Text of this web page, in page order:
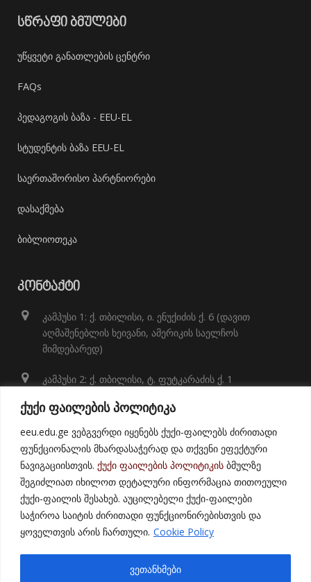
ქუქი ფაილების პოლიტიკა
eeu.edu.ge ვებგვერდი იყენებს ქუქი-ფაილებს ძირითადი
ფუნქციონალის მხარდასაჭერად და თქვენი ეფექტური
ნავიგაციისთვის. ქუქი ფაილების პოლიტიკის ბმულზე
შეგიძლიათ იხილოთ დეტალური ინფორმაცია თითოეული
ქუქი-ფაილის შესახებ. აუცილებელი ქუქი-ფაილები
საჭიროა საიტის ძირითადი ფუნქციონირებისთვის და
ყოველთვის არის ჩართული. Cookie Policy
ვეთანხმები
ᲡᲬᲠᲐᲤᲘ ᲑᲛᲣᲚᲔᲑᲘ
უწყვეტი განათლების ცენტრი
FAQs
პედაგოგის ბაზა - EEU-EL
სტუდენტის ბაზა EEU-EL
საერთაშორისო პარტნიორები
დასაქმება
ბიბლიოთეკა
ᲙᲝᲜᲢᲐᲥᲢᲘ
კამპუსი 1: ქ. თბილისი, ი. ენუქიძის ქ. 6 (დავით
აღმაშენებლის ხეივანი, ამერიკის საელჩოს
მიმდებარედ)
კამპუსი 2: ქ. თბილისი, ტ. ფუტკარაძის ქ. 1
+995 32 248 01 41;
info@eeu.edu.ge
East European University